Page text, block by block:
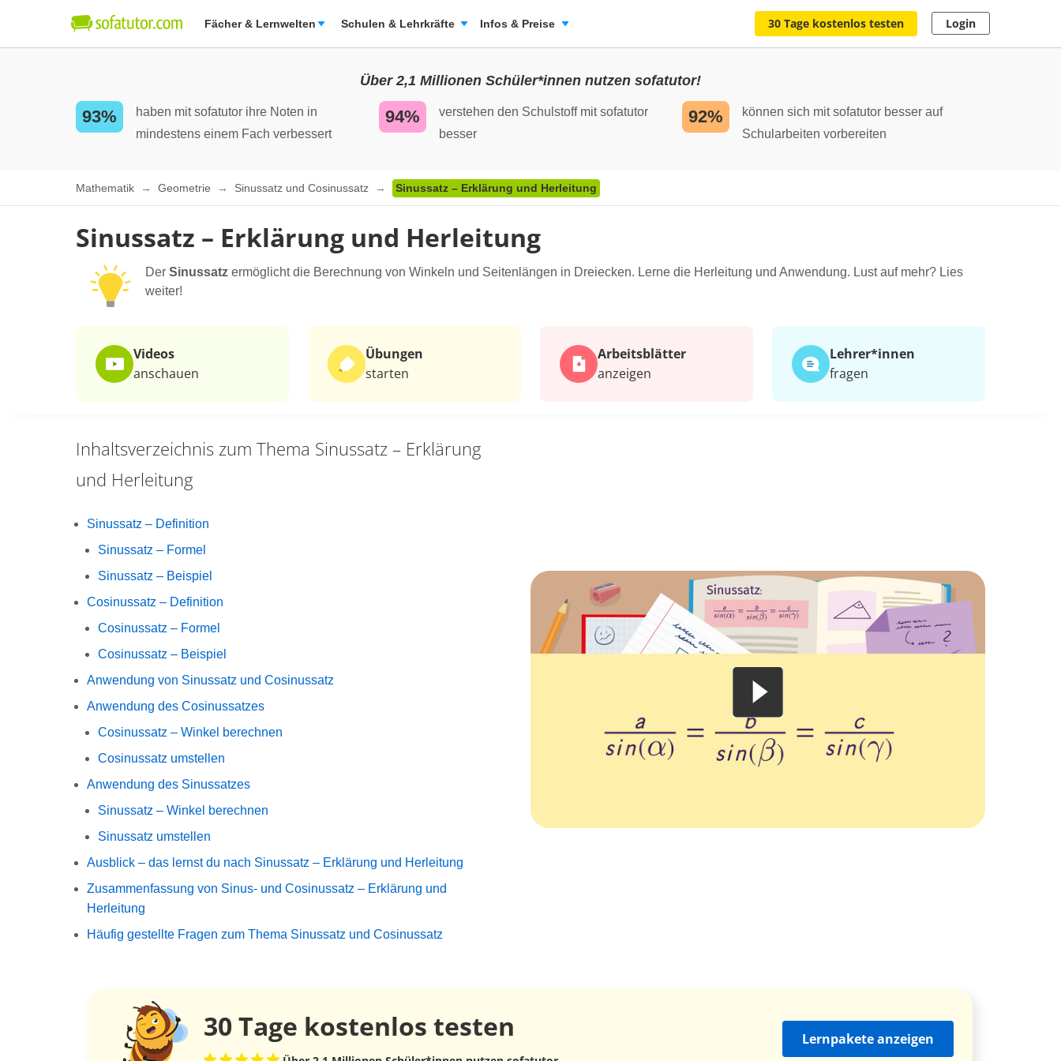
Fächer & Lernwelten Schulen & Lehrkräfte Infos & Preise 30 Tage kostenlos testen Login
Über 2,1 Millionen Schüler*innen nutzen sofatutor!
93%
haben mit sofatutor ihre Noten in
mindestens einem Fach verbessert
94%
verstehen den Schulstoff mit sofatutor
besser
92%
können sich mit sofatutor besser auf
Schularbeiten vorbereiten
Mathematik Geometrie Sinussatz und Cosinussatz Sinussatz – Erklärung und Herleitung
Sinussatz – Erklärung und Herleitung
Der Sinussatz ermöglicht die Berechnung von Winkeln und Seitenlängen in Dreiecken. Lerne die Herleitung und Anwendung. Lust auf mehr? Lies
weiter!
Videos
anschauen
Übungen
starten
Arbeits­blätter
anzeigen
Lehrer*​innen
fragen
Inhaltsverzeichnis zum Thema Sinussatz – Erklärung
und Herleitung
Sinussatz – Definition
Sinussatz – Formel
Sinussatz – Beispiel
Cosinussatz – Definition
Cosinussatz – Formel
Cosinussatz – Beispiel
Anwendung von Sinussatz und Cosinussatz
Anwendung des Cosinussatzes
Cosinussatz – Winkel berechnen
Cosinussatz umstellen
Anwendung des Sinussatzes
Sinussatz – Winkel berechnen
Sinussatz umstellen
Ausblick – das lernst du nach Sinussatz – Erklärung und Herleitung
Zusammenfassung von Sinus- und Cosinussatz – Erklärung und
Herleitung
Häufig gestellte Fragen zum Thema Sinussatz und Cosinussatz
30 Tage kostenlos testen Lernpakete anzeigen